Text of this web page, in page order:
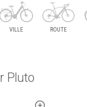
VILLE ROUTE
Pluto